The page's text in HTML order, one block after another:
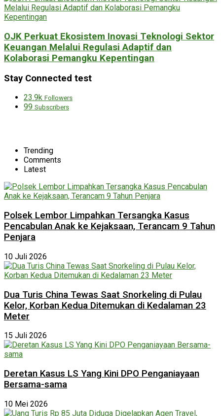
OJK Perkuat Ekosistem Inovasi Teknologi Sektor
Keuangan Melalui Regulasi Adaptif dan
Kolaborasi Pemangku Kepentingan
Stay Connected test
23.9k Followers
99 Subscribers
Trending
Comments
Latest
Polsek Lembor Limpahkan Tersangka Kasus
Pencabulan Anak ke Kejaksaan, Terancam 9 Tahun
Penjara
10 Juli 2026
Dua Turis China Tewas Saat Snorkeling di Pulau
Kelor, Korban Kedua Ditemukan di Kedalaman 23
Meter
15 Juli 2026
Deretan Kasus LS Yang Kini DPO Penganiayaan
Bersama-sama
10 Mei 2026